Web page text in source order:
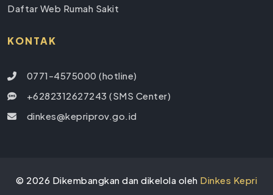
Daftar Web Rumah Sakit
KONTAK
0771-4575000 (hotline)
+6282312627243 (SMS Center)
dinkes@kepriprov.go.id
© 2026 Dikembangkan dan dikelola oleh Dinkes Kepri